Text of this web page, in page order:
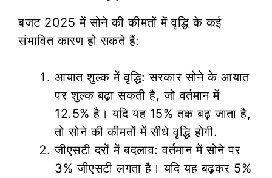
बजट 2025 में सोने की कीमतों में वृद्धि के कई
संभावित कारण हो सकते हैं:
आयात शुल्क में वृद्धि: सरकार सोने के आयात
पर शुल्क बढ़ा सकती है, जो वर्तमान में
12.5% है। यदि यह 15% तक बढ़ जाता है,
तो सोने की कीमतों में सीधे वृद्धि होगी.
जीएसटी दरों में बदलाव: वर्तमान में सोने पर
3% जीएसटी लगता है। यदि यह बढ़कर 5%